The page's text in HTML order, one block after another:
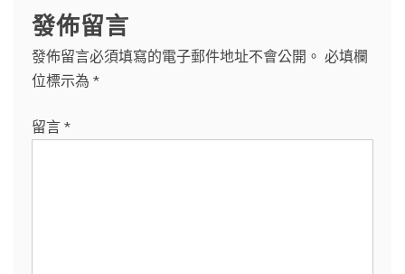
發佈留言
發佈留言必須填寫的電子郵件地址不會公開。 必填欄
位標示為 *
留言 *